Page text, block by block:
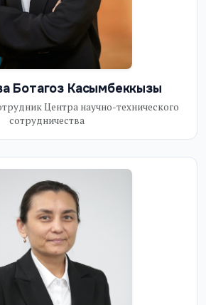
Ботагоз Касымбеккызы
Центра научно-технического
сотрудничества